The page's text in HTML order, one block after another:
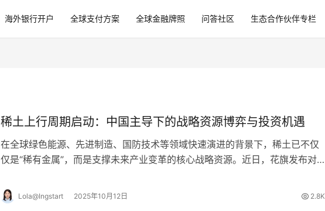
海外银行开户 全球支付方案 全球金融牌照 问答社区 生态合作伙伴专栏
稀土上行周期启动：中国主导下的战略资源博弈与投资机遇
在全球绿色能源、先进制造、国防技术等领域快速演进的背景下，稀土已不仅
仅是“稀有金属”，而是支撑未来产业变革的核心战略资源。近日，花旗发布对
Lola@Ingstart 2025年10月12日 2.8K